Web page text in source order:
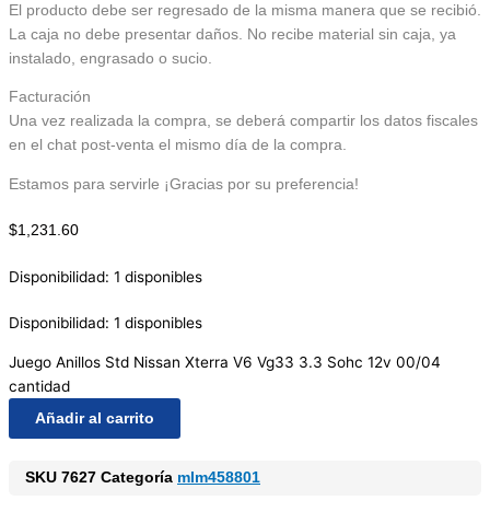
El producto debe ser regresado de la misma manera que se recibió.
La caja no debe presentar daños. No recibe material sin caja, ya
instalado, engrasado o sucio.
Facturación
Una vez realizada la compra, se deberá compartir los datos fiscales
en el chat post-venta el mismo día de la compra.
Estamos para servirle ¡Gracias por su preferencia!
$1,231.60
Disponibilidad: 1 disponibles
Disponibilidad: 1 disponibles
Juego Anillos Std Nissan Xterra V6 Vg33 3.3 Sohc 12v 00/04
cantidad
Añadir al carrito
SKU 7627 Categoría mlm458801